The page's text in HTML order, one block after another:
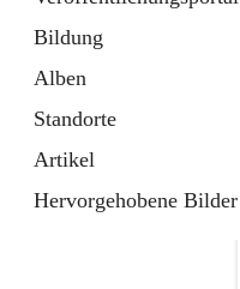
Bildung
Alben
Standorte
Artikel
Hervorgehobene Bilder